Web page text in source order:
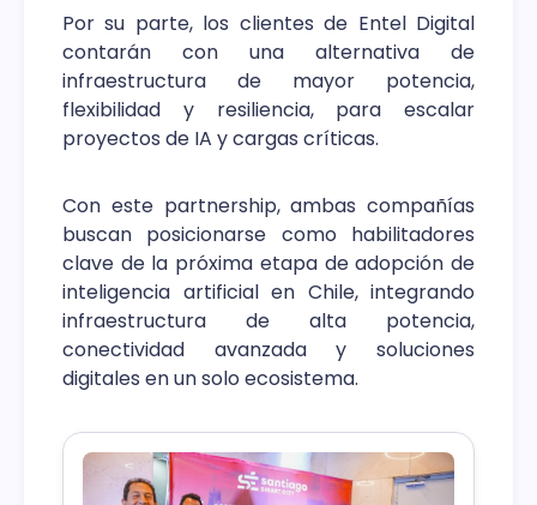
servicios esenciales de la economía
global.
Por su parte, los clientes de Entel Digital
contarán con una alternativa de
infraestructura de mayor potencia,
flexibilidad y resiliencia, para escalar
proyectos de IA y cargas críticas.
Con este partnership, ambas compañías
buscan posicionarse como habilitadores
clave de la próxima etapa de adopción de
inteligencia artificial en Chile, integrando
infraestructura de alta potencia,
conectividad avanzada y soluciones
digitales en un solo ecosistema.